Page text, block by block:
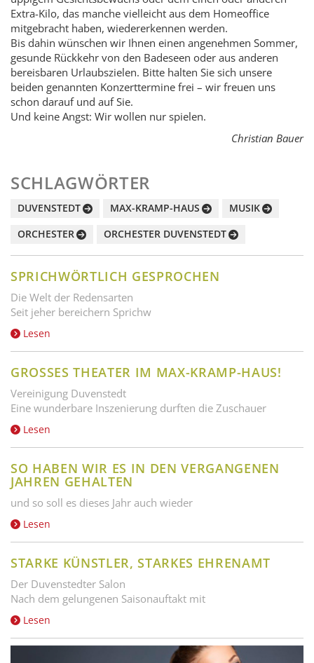
Extra-Kilo, das manche vielleicht aus dem Home­office
mitgebracht haben, wiedererkennen werden.
Bis dahin wünschen wir Ihnen einen angenehmen Sommer,
gesunde Rückkehr von den Badeseen oder aus anderen
bereisbaren Urlaubszielen. Bitte halten Sie sich unsere
beiden genannten Konzerttermine frei – wir freuen uns
schon darauf und auf Sie.
Und keine Angst: Wir wollen nur spielen.
Christian Bauer
SCHLAGWÖRTER
DUVENSTEDT MAX-KRAMP-HAUS
MUSIK
ORCHESTER
ORCHESTER DUVENSTEDT
SPRICHWÖRTLICH GESPROCHEN
Die Welt der Redensarten
Seit jeher bereichern Sprichw
Lesen
GROSSES THEATER IM MAX-KRAMP-HAUS!
Vereinigung Duvenstedt
Eine wunderbare Inszenierung durften die Zuschauer
Lesen
SO HABEN WIR ES IN DEN VERGANGENEN
JAHREN GEHALTEN
und so soll es dieses Jahr auch wieder
Lesen
STARKE KÜNSTLER, STARKES EHRENAMT
Der Duvenstedter Salon
Nach dem gelungenen Saisonauftakt mit
Lesen